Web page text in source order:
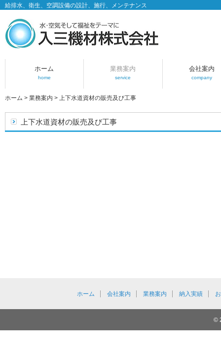
給排水、衛生、空調設備の設計、施行、メンテナンス
ホーム
home
業務案内
service
会社案内
company
ホーム > 業務案内 > 上下水道資材の販売及び工事
上下水道資材の販売及び工事
ホーム 会社案内 業務案内 納入実績
©